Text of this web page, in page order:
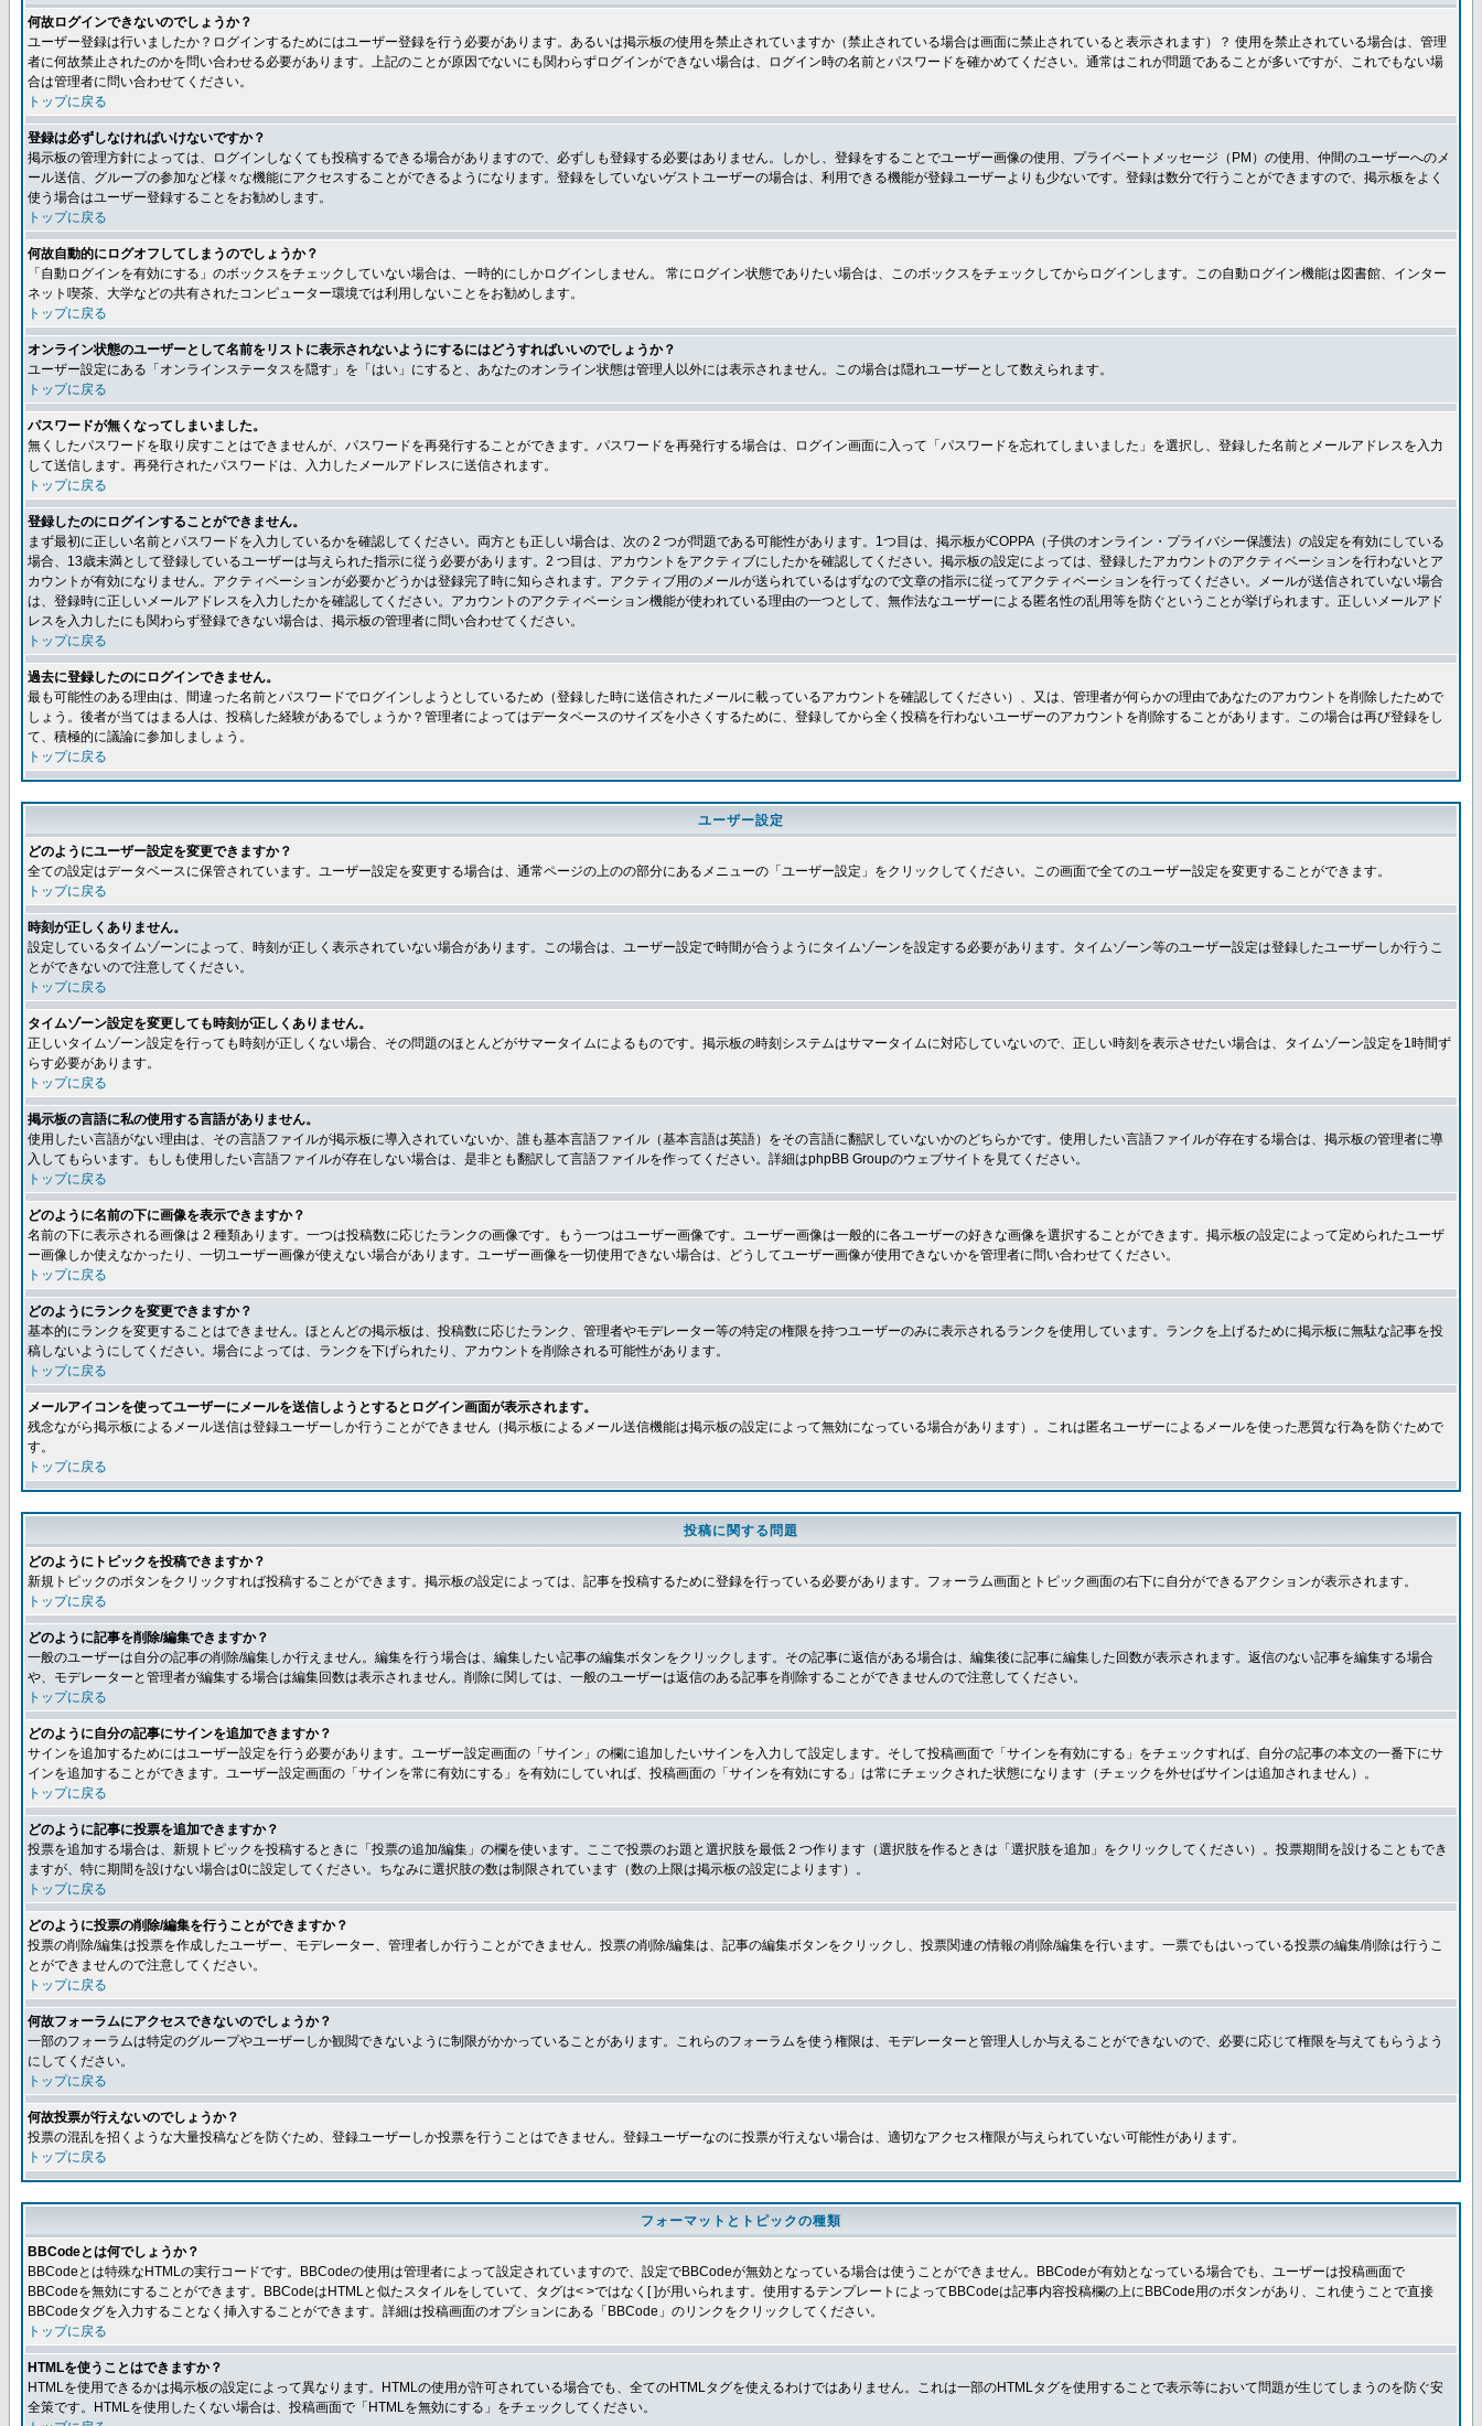
何故ログインできないのでしょうか？
ユーザー登録は行いましたか？ログインするためにはユーザー登録を行う必要があります。あるいは掲示板の使用を禁止されていますか（禁止されている場合は画面に禁止されていると表示されます）？ 使用を禁止されている場合は、管理
者に何故禁止されたのかを問い合わせる必要があります。上記のことが原因でないにも関わらずログインができない場合は、ログイン時の名前とパスワードを確かめてください。通常はこれが問題であることが多いですが、これでもない場
合は管理者に問い合わせてください。
トップに戻る
登録は必ずしなければいけないですか？
掲示板の管理方針によっては、ログインしなくても投稿するできる場合がありますので、必ずしも登録する必要はありません。しかし、登録をすることでユーザー画像の使用、プライベートメッセージ（PM）の使用、仲間のユーザーへのメ
ール送信、グループの参加など様々な機能にアクセスすることができるようになります。登録をしていないゲストユーザーの場合は、利用できる機能が登録ユーザーよりも少ないです。登録は数分で行うことができますので、掲示板をよく
使う場合はユーザー登録することをお勧めします。
トップに戻る
何故自動的にログオフしてしまうのでしょうか？
「自動ログインを有効にする」のボックスをチェックしていない場合は、一時的にしかログインしません。 常にログイン状態でありたい場合は、このボックスをチェックしてからログインします。この自動ログイン機能は図書館、インター
ネット喫茶、大学などの共有されたコンピューター環境では利用しないことをお勧めします。
トップに戻る
オンライン状態のユーザーとして名前をリストに表示されないようにするにはどうすればいいのでしょうか？
ユーザー設定にある「オンラインステータスを隠す」を「はい」にすると、あなたのオンライン状態は管理人以外には表示されません。この場合は隠れユーザーとして数えられます。
トップに戻る
パスワードが無くなってしまいました。
無くしたパスワードを取り戻すことはできませんが、パスワードを再発行することができます。パスワードを再発行する場合は、ログイン画面に入って「パスワードを忘れてしまいました」を選択し、登録した名前とメールアドレスを入力
して送信します。再発行されたパスワードは、入力したメールアドレスに送信されます。
トップに戻る
登録したのにログインすることができません。
まず最初に正しい名前とパスワードを入力しているかを確認してください。両方とも正しい場合は、次の 2 つが問題である可能性があります。1つ目は、掲示板がCOPPA（子供のオンライン・プライバシー保護法）の設定を有効にしている
場合、13歳未満として登録しているユーザーは与えられた指示に従う必要があります。2 つ目は、アカウントをアクティブにしたかを確認してください。掲示板の設定によっては、登録したアカウントのアクティベーションを行わないとア
カウントが有効になりません。アクティベーションが必要かどうかは登録完了時に知らされます。アクティブ用のメールが送られているはずなので文章の指示に従ってアクティベーションを行ってください。メールが送信されていない場合
は、登録時に正しいメールアドレスを入力したかを確認してください。アカウントのアクティベーション機能が使われている理由の一つとして、無作法なユーザーによる匿名性の乱用等を防ぐということが挙げられます。正しいメールアド
レスを入力したにも関わらず登録できない場合は、掲示板の管理者に問い合わせてください。
トップに戻る
過去に登録したのにログインできません。
最も可能性のある理由は、間違った名前とパスワードでログインしようとしているため（登録した時に送信されたメールに載っているアカウントを確認してください）、又は、管理者が何らかの理由であなたのアカウントを削除したためで
しょう。後者が当てはまる人は、投稿した経験があるでしょうか？管理者によってはデータベースのサイズを小さくするために、登録してから全く投稿を行わないユーザーのアカウントを削除することがあります。この場合は再び登録をし
て、積極的に議論に参加しましょう。
トップに戻る
ユーザー設定
どのようにユーザー設定を変更できますか？
全ての設定はデータベースに保管されています。ユーザー設定を変更する場合は、通常ページの上のの部分にあるメニューの「ユーザー設定」をクリックしてください。この画面で全てのユーザー設定を変更することができます。
トップに戻る
時刻が正しくありません。
設定しているタイムゾーンによって、時刻が正しく表示されていない場合があります。この場合は、ユーザー設定で時間が合うようにタイムゾーンを設定する必要があります。タイムゾーン等のユーザー設定は登録したユーザーしか行うこ
とができないので注意してください。
トップに戻る
タイムゾーン設定を変更しても時刻が正しくありません。
正しいタイムゾーン設定を行っても時刻が正しくない場合、その問題のほとんどがサマータイムによるものです。掲示板の時刻システムはサマータイムに対応していないので、正しい時刻を表示させたい場合は、タイムゾーン設定を1時間ず
らす必要があります。
トップに戻る
掲示板の言語に私の使用する言語がありません。
使用したい言語がない理由は、その言語ファイルが掲示板に導入されていないか、誰も基本言語ファイル（基本言語は英語）をその言語に翻訳していないかのどちらかです。使用したい言語ファイルが存在する場合は、掲示板の管理者に導
入してもらいます。もしも使用したい言語ファイルが存在しない場合は、是非とも翻訳して言語ファイルを作ってください。詳細はphpBB Groupのウェブサイトを見てください。
トップに戻る
どのように名前の下に画像を表示できますか？
名前の下に表示される画像は 2 種類あります。一つは投稿数に応じたランクの画像です。もう一つはユーザー画像です。ユーザー画像は一般的に各ユーザーの好きな画像を選択することができます。掲示板の設定によって定められたユーザ
ー画像しか使えなかったり、一切ユーザー画像が使えない場合があります。ユーザー画像を一切使用できない場合は、どうしてユーザー画像が使用できないかを管理者に問い合わせてください。
トップに戻る
どのようにランクを変更できますか？
基本的にランクを変更することはできません。ほとんどの掲示板は、投稿数に応じたランク、管理者やモデレーター等の特定の権限を持つユーザーのみに表示されるランクを使用しています。ランクを上げるために掲示板に無駄な記事を投
稿しないようにしてください。場合によっては、ランクを下げられたり、アカウントを削除される可能性があります。
トップに戻る
メールアイコンを使ってユーザーにメールを送信しようとするとログイン画面が表示されます。
残念ながら掲示板によるメール送信は登録ユーザーしか行うことができません（掲示板によるメール送信機能は掲示板の設定によって無効になっている場合があります）。これは匿名ユーザーによるメールを使った悪質な行為を防ぐためで
す。
トップに戻る
投稿に関する問題
どのようにトピックを投稿できますか？
新規トピックのボタンをクリックすれば投稿することができます。掲示板の設定によっては、記事を投稿するために登録を行っている必要があります。フォーラム画面とトピック画面の右下に自分ができるアクションが表示されます。
トップに戻る
どのように記事を削除/編集できますか？
一般のユーザーは自分の記事の削除/編集しか行えません。編集を行う場合は、編集したい記事の編集ボタンをクリックします。その記事に返信がある場合は、編集後に記事に編集した回数が表示されます。返信のない記事を編集する場合
や、モデレーターと管理者が編集する場合は編集回数は表示されません。削除に関しては、一般のユーザーは返信のある記事を削除することができませんので注意してください。
トップに戻る
どのように自分の記事にサインを追加できますか？
サインを追加するためにはユーザー設定を行う必要があります。ユーザー設定画面の「サイン」の欄に追加したいサインを入力して設定します。そして投稿画面で「サインを有効にする」をチェックすれば、自分の記事の本文の一番下にサ
インを追加することができます。ユーザー設定画面の「サインを常に有効にする」を有効にしていれば、投稿画面の「サインを有効にする」は常にチェックされた状態になります（チェックを外せばサインは追加されません）。
トップに戻る
どのように記事に投票を追加できますか？
投票を追加する場合は、新規トピックを投稿するときに「投票の追加/編集」の欄を使います。ここで投票のお題と選択肢を最低 2 つ作ります（選択肢を作るときは「選択肢を追加」をクリックしてください）。投票期間を設けることもでき
ますが、特に期間を設けない場合は0に設定してください。ちなみに選択肢の数は制限されています（数の上限は掲示板の設定によります）。
トップに戻る
どのように投票の削除/編集を行うことができますか？
投票の削除/編集は投票を作成したユーザー、モデレーター、管理者しか行うことができません。投票の削除/編集は、記事の編集ボタンをクリックし、投票関連の情報の削除/編集を行います。一票でもはいっている投票の編集/削除は行うこ
とができませんので注意してください。
トップに戻る
何故フォーラムにアクセスできないのでしょうか？
一部のフォーラムは特定のグループやユーザーしか観閲できないように制限がかかっていることがあります。これらのフォーラムを使う権限は、モデレーターと管理人しか与えることができないので、必要に応じて権限を与えてもらうよう
にしてください。
トップに戻る
何故投票が行えないのでしょうか？
投票の混乱を招くような大量投稿などを防ぐため、登録ユーザーしか投票を行うことはできません。登録ユーザーなのに投票が行えない場合は、適切なアクセス権限が与えられていない可能性があります。
トップに戻る
フォーマットとトピックの種類
BBCodeとは何でしょうか？
BBCodeとは特殊なHTMLの実行コードです。BBCodeの使用は管理者によって設定されていますので、設定でBBCodeが無効となっている場合は使うことができません。BBCodeが有効となっている場合でも、ユーザーは投稿画面で
BBCodeを無効にすることができます。BBCodeはHTMLと似たスタイルをしていて、タグは< >ではなく[ ]が用いられます。使用するテンプレートによってBBCodeは記事内容投稿欄の上にBBCode用のボタンがあり、これ使うことで直接
BBCodeタグを入力することなく挿入することができます。詳細は投稿画面のオプションにある「BBCode」のリンクをクリックしてください。
トップに戻る
HTMLを使うことはできますか？
HTMLを使用できるかは掲示板の設定によって異なります。HTMLの使用が許可されている場合でも、全てのHTMLタグを使えるわけではありません。これは一部のHTMLタグを使用することで表示等において問題が生じてしまうのを防ぐ安
全策です。HTMLを使用したくない場合は、投稿画面で「HTMLを無効にする」をチェックしてください。